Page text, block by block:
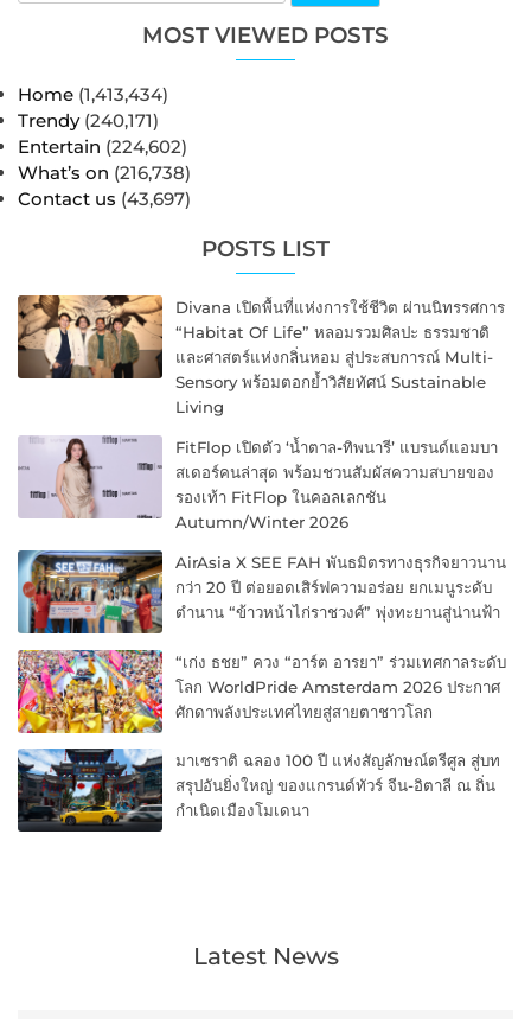
MOST VIEWED POSTS
Home (1,413,434)
Trendy (240,171)
Entertain (224,602)
What’s on (216,738)
Contact us (43,697)
POSTS LIST
Divana เปิดพื้นที่แห่งการใช้ชีวิต ผ่านนิทรรศการ
“Habitat Of Life” หลอมรวมศิลปะ ธรรมชาติ
และศาสตร์แห่งกลิ่นหอม สู่ประสบการณ์ Multi-
Sensory พร้อมตอกย้ำวิสัยทัศน์ Sustainable
Living
FitFlop เปิดตัว ‘น้ำตาล-ทิพนารี’ แบรนด์แอมบา
สเดอร์คนล่าสุด พร้อมชวนสัมผัสความสบายของ
รองเท้า FitFlop ในคอลเลกชัน
Autumn/Winter 2026
AirAsia X SEE FAH พันธมิตรทางธุรกิจยาวนาน
กว่า 20 ปี ต่อยอดเสิร์ฟความอร่อย ยกเมนูระดับ
ตำนาน “ข้าวหน้าไก่ราชวงศ์” พุ่งทะยานสู่น่านฟ้า
“เก่ง ธชย” ควง “อาร์ต อารยา” ร่วมเทศกาลระดับ
โลก WorldPride Amsterdam 2026 ประกาศ
ศักดาพลังประเทศไทยสู่สายตาชาวโลก
มาเซราติ ฉลอง 100 ปี แห่งสัญลักษณ์ตรีศูล สู่บท
สรุปอันยิ่งใหญ่ ของแกรนด์ทัวร์ จีน-อิตาลี ณ ถิ่น
กำเนิดเมืองโมเดนา
Latest News